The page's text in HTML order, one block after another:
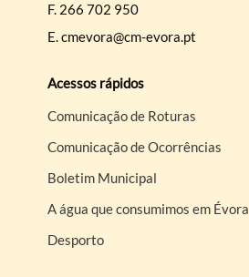
F. 266 702 950
E.cmevora@cm-evora.pt
Acessos rápidos
Comunicação de Roturas
Comunicação de Ocorrências
Boletim Municipal
A água que consumimos em Évora
Desporto